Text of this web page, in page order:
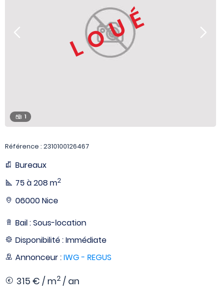
LOUÉ
1
Référence : 2310100126467
Bureaux
75 à 208 m2
06000 Nice
Bail : Sous-location
Disponibilité : Immédiate
Annonceur :IWG - REGUS
315 € / m2 / an